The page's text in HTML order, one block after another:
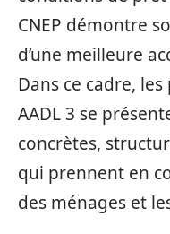
CNEP démontre
d’une meilleure
Dans ce cadre,
AADL 3 se
concrètes,
qui prennent en
des ménages et